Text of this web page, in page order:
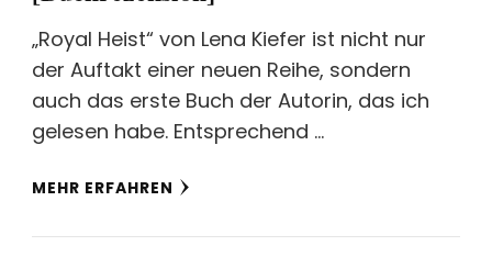
„Royal Heist“ von Lena Kiefer ist nicht nur
der Auftakt einer neuen Reihe, sondern
auch das erste Buch der Autorin, das ich
gelesen habe. Entsprechend …
MEHR ERFAHREN